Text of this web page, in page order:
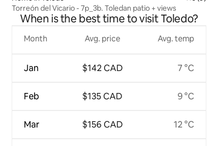
Torreón del Vicario - 7p_3b. Toledan patio + views
When is the best time to visit Toledo?
Month
Jan
Feb
Mar
Avg. price
$142 CAD
$135 CAD
$156 CAD
Avg. temp
7 °C
9 °C
12 °C